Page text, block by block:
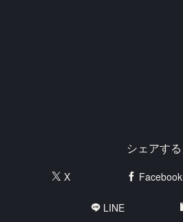
シェアする
X Facebook
LINE